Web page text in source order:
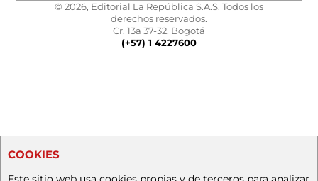
© 2026, Editorial La República S.A.S. Todos los
derechos reservados.
Cr. 13a 37-32, Bogotá
(+57) 1 4227600
COOKIES